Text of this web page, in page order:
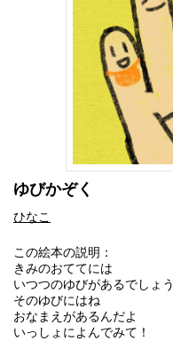
ゆびかぞく
ひなこ
この絵本の説明：
きみのおててには
いつつのゆびがあるでしょう
そのゆびにはね
おなまえがあるんだよ
いっしょによんでみて！